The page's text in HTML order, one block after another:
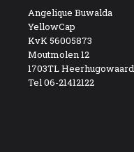
Angelique Buwalda
YellowCap
KvK 56005873
Moutmolen 12
1703TL Heerhugowaard
Tel 06-21412122